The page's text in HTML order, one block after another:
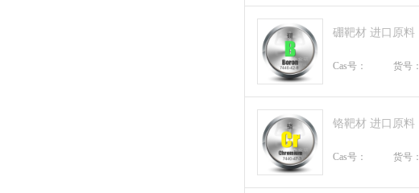
硼靶材 进口原料
Cas号： 货号：
铬靶材 进口原料
Cas号： 货号：